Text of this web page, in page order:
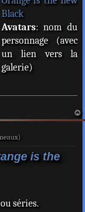
Black
Avatars: nom du
personnage (avec
un lien vers la
galerie)
a
is the
séries.